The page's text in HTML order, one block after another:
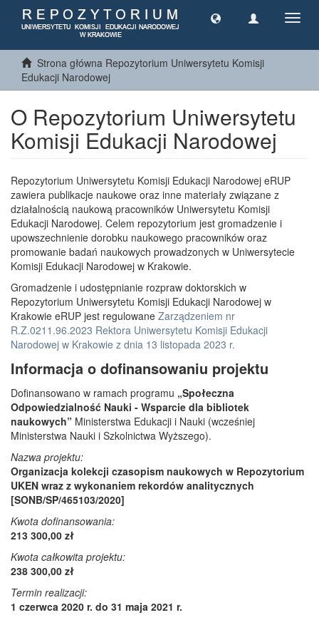
Strona główna Repozytorium Uniwersytetu Komisji
Edukacji Narodowej
O Repozytorium Uniwersytetu
Komisji Edukacji Narodowej
Repozytorium Uniwersytetu Komisji Edukacji Narodowej eRUP
zawiera publikacje naukowe oraz inne materiały związane z
działalnością naukową pracowników Uniwersytetu Komisji
Edukacji Narodowej. Celem repozytorium jest gromadzenie i
upowszechnienie dorobku naukowego pracowników oraz
promowanie badań naukowych prowadzonych w Uniwersytecie
Komisji Edukacji Narodowej w Krakowie.
Gromadzenie i udostępnianie rozpraw doktorskich w
Repozytorium Uniwersytetu Komisji Edukacji Narodowej w
Krakowie eRUP jest regulowane Zarządzeniem nr
R.Z.0211.96.2023 Rektora Uniwersytetu Komisji Edukacji
Narodowej w Krakowie z dnia 13 listopada 2023 r.
Informacja o dofinansowaniu projektu
Dofinansowano w ramach programu „Społeczna
Odpowiedzialność Nauki - Wsparcie dla bibliotek
naukowych” Ministerstwa Edukacji i Nauki (wcześniej
Ministerstwa Nauki i Szkolnictwa Wyższego).
Nazwa projektu:
Organizacja kolekcji czasopism naukowych w Repozytorium
UKEN wraz z wykonaniem rekordów analitycznych
[SONB/SP/465103/2020]
Kwota dofinansowania:
213 300,00 zł
Kwota całkowita projektu:
238 300,00 zł
Termin realizacji:
1 czerwca 2020 r. do 31 maja 2021 r.